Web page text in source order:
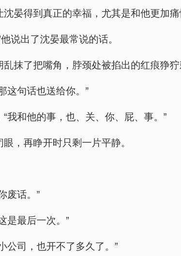
沈晏得到真正的幸福，尤其是和他更加痛
说出了沈晏最常说的话。
乱抹了把嘴角，脖颈处被掐出的红痕狰
这句话也送给你。”
我和他的事，也、关、你、屁、事。”
，再睁开时只剩一片平静。
废话。”
是最后一次。”
公司，也开不了多久了。”